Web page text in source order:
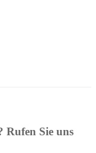
Rufen Sie uns